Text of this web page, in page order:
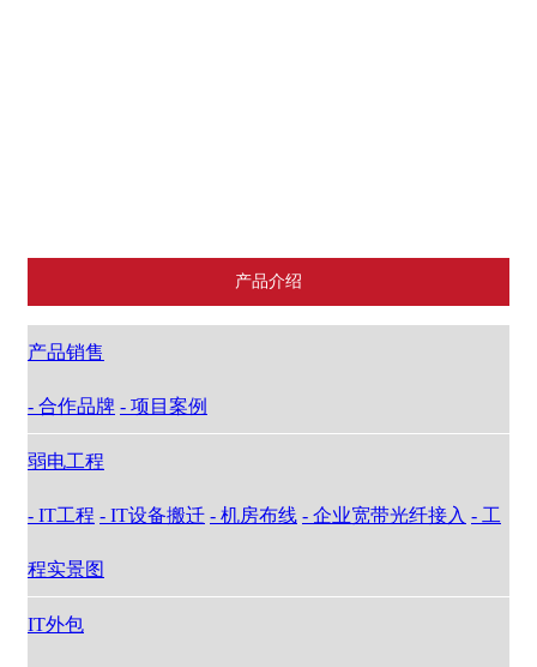
产品介绍
产品销售
- 合作品牌 - 项目案例
弱电工程
- IT工程 - IT设备搬迁 - 机房布线 - 企业宽带光纤接入 - 工
程实景图
IT外包